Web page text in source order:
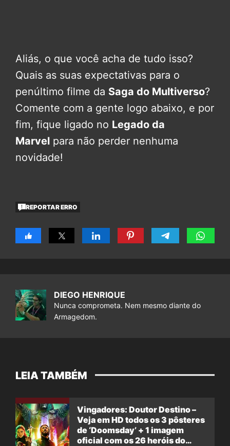
Aliás, o que você acha de tudo isso?
Quais as suas expectativas para o
penúltimo filme da Saga do Multiverso?
Comente com a gente logo abaixo, e por
fim, fique ligado no Legado da
Marvel para não perder nenhuma
novidade!
REPORTAR ERRO
DIEGO HENRIQUE
Nunca comprometa. Nem mesmo diante do
Armagedom.
LEIA TAMBÉM
Vingadores: Doutor Destino –
Veja em HD todos os 3 pôsteres
de ‘Doomsday’ + 1 imagem
oficial com os 26 heróis do